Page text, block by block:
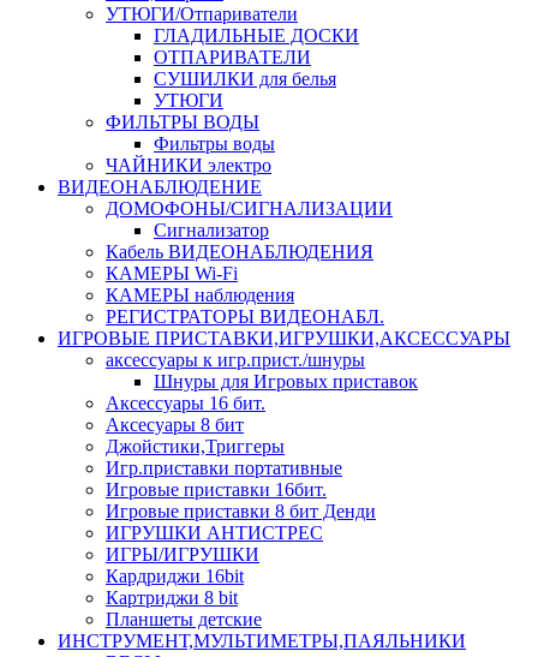
УТЮГИ/Отпариватели
ГЛАДИЛЬНЫЕ ДОСКИ
ОТПАРИВАТЕЛИ
СУШИЛКИ для белья
УТЮГИ
ФИЛЬТРЫ ВОДЫ
Фильтры воды
ЧАЙНИКИ электро
ВИДЕОНАБЛЮДЕНИЕ
ДОМОФОНЫ/СИГНАЛИЗАЦИИ
Сигнализатор
Кабель ВИДЕОНАБЛЮДЕНИЯ
КАМЕРЫ Wi-Fi
КАМЕРЫ наблюдения
РЕГИСТРАТОРЫ ВИДЕОНАБЛ.
ИГРОВЫЕ ПРИСТАВКИ,ИГРУШКИ,АКСЕССУАРЫ
аксесcуары к игр.прист./шнуры
Шнуры для Игровых приставок
Аксессуары 16 бит.
Аксесуары 8 бит
Джойстики,Триггеры
Игр.приставки портативные
Игровые приставки 16бит.
Игровые приставки 8 бит Денди
ИГРУШКИ АНТИСТРЕС
ИГРЫ/ИГРУШКИ
Кардриджи 16bit
Картриджи 8 bit
Планшеты детские
ИНСТРУМЕНТ,МУЛЬТИМЕТРЫ,ПАЯЛЬНИКИ